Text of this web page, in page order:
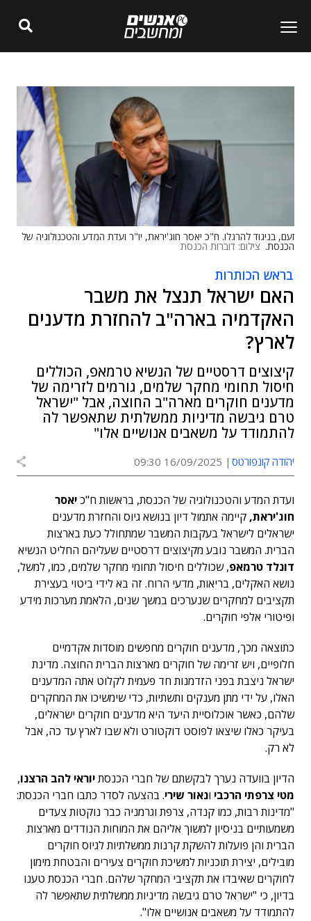
זעם, בניגוד להרגלו. ח"כ יאסר חוג'יראת, יו"ר ועדת המדע והטכנולוגיה של
הכנסת. צילום: דוברות הכנסת
בראש הכותרות
האם ישראל תנצל את משבר
האקדמיה בארה"ב להחזרת מדענים
לארץ?
קיצוצים דרסטיים של הנשיא טרמאפ, הכוללים
חיסול תחומי מחקר שלמים, גורמים לזרימה של
מדענים חוקרים מארה"ב החוצה, אבל "ישראל
טרם גיבשה מדיניות ממשלתית שתאפשר לה
להתמודד על משאבים אנושיים אלו"
יהודה קונפורטס 16/09/2025 09:30
ועדת המדע והטכנולוגיה של הכנסת, בראשות ח"כיאסר
חוג'יראת,קיימה אתמול דיון בנושא גיוס והחזרת מדענים
ישראלים לישראל בעקבות המשבר שמתחולל כעת בארצות
הברית. המשבר נובע מקיצוצים דרסטיים שעליהם החליט הנשיא
דונלד טרמאפ, שכוללים חיסול תחומי מחקר שלמים, כמו, למשל,
נושא האקלים, בריאות, מדעי הרוח. זה בא לידי ביטוי בעצירת
תקציבים למחקרים שנערכים במשך שנים, הלאמת מערכות מידע
ופיטורי אלפי חוקרים.
כתוצאה מכך, מדענים חוקרים מחפשים מוסדות אקדמיים
חלופיים, ויש זרימה של חוקרים מארצות הברית החוצה. מדינת
ישראל ניצבת בפני הזדמנות חד פעמית לקלוט אתה המדענים
האלו, על ידי מתן מענקים ותשתיות, כדי שימשיכו את המחקרים
שלהם, כאשר אוכלוסיית היעד היא מדענים חוקרים ישראלים,
בעיקר כאלו שיצאו לפוסט דוקטורט ולא שבו לארץ עד כה, אבל
לא רק.
הדיון בוועדה נערך לבקשתם של חברי הכנסתיוראי להב הרצנו,
מטי צרפתי הרכבי ונאור שירי. בהצעה לסדר כתבו חברי הכנסת:
"מדינות רבות, כמו קנדה, צרפת וגרמניה כבר נוקטות צעדים
משמעותיים בניסיון למשוך אליהם את המוחות הנודדים מארצות
הברית והן פועלות להשקת קרנות ממשלתיות לגיוס חוקרים
מובילים, יצירת תוכניות למשיכת חוקרים צעירים והבטחת מימון
לחוקרים שאיבדו את תקציבי המחקר שלהם. חברי הכנסת טענו
בדיון, כי "ישראל טרם גיבשה מדיניות ממשלתית שתאפשר לה
להתמודד על משאבים אנושיים אלו".